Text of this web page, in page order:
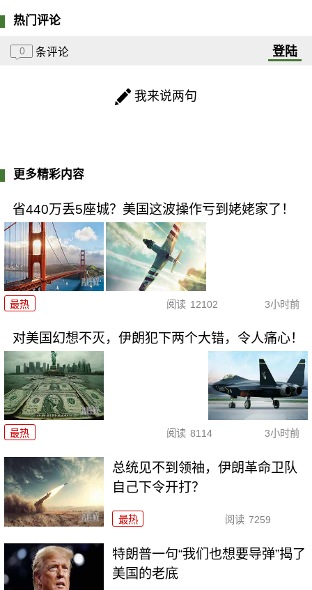
热门评论
0 条评论 登陆
我来说两句
更多精彩内容
省440万丢5座城？美国这波操作亏到姥姥家了！
最热 阅读 12102 3小时前
对美国幻想不灭，伊朗犯下两个大错，令人痛心！
最热 阅读 8114 3小时前
总统见不到领袖，伊朗革命卫队
自己下令开打？
最热 阅读 7259
特朗普一句“我们也想要导弹”揭了
美国的老底